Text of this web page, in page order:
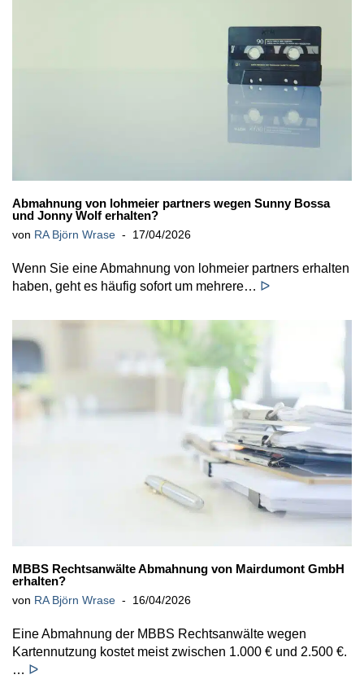
Abmahnung von lohmeier partners wegen Sunny Bossa
und Jonny Wolf erhalten?
von RA Björn Wrase 17/04/2026
Wenn Sie eine Abmahnung von lohmeier partners erhalten
haben, geht es häufig sofort um mehrere… ᐅ
MBBS Rechtsanwälte Abmahnung von Mairdumont GmbH
erhalten?
von RA Björn Wrase 16/04/2026
Eine Abmahnung der MBBS Rechtsanwälte wegen
Kartennutzung kostet meist zwischen 1.000 € und 2.500 €.
… ᐅ